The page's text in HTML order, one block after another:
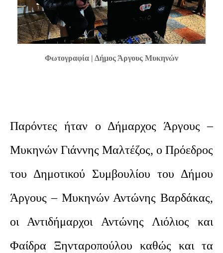
Φωτογραφία | Δήμος Άργους Μυκηνών
Παρόντες ήταν ο Δήμαρχος Άργους –
Μυκηνών Γιάννης Μαλτέζος, ο Πρόεδρος
του Δημοτικού Συμβουλίου του Δήμου
Άργους – Μυκηνών Αντώνης Βαρδάκας,
οι Αντιδήμαρχοι Αντώνης Λιόλιος και
Φαίδρα Ξηνταροπούλου καθώς και τα